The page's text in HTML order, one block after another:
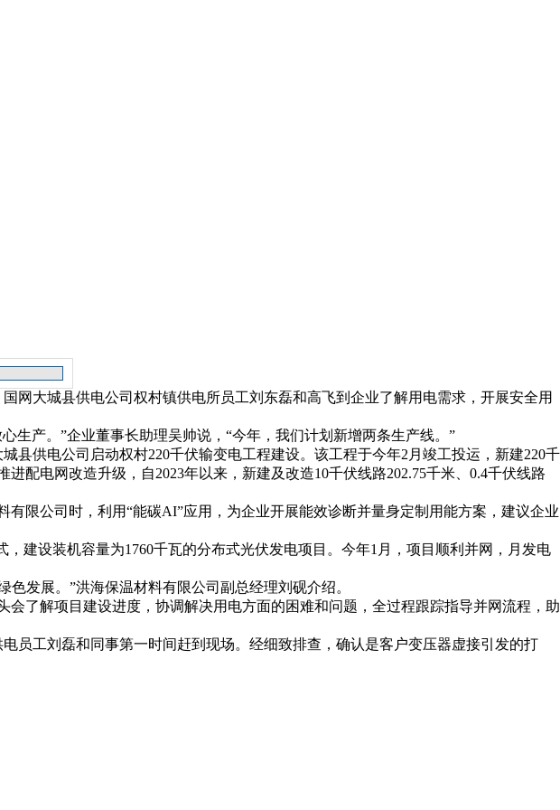
网大城县供电公司权村镇供电所员工刘东磊和高飞到企业了解用电需求，开展安全用
生产。”企业董事长助理吴帅说，“今年，我们计划新增两条生产线。”
县供电公司启动权村220千伏输变电工程建设。该工程于今年2月竣工投运，新建220千
配电网改造升级，自2023年以来，新建及改造10千伏线路202.75千米、0.4千伏线路
限公司时，利用“能碳AI”应用，为企业开展能效诊断并量身定制用能方案，建议企业
建设装机容量为1760千瓦的分布式光伏发电项目。今年1月，项目顺利并网，月发电
发展。”洪海保温材料有限公司副总经理刘砚介绍。
了解项目建设进度，协调解决用电方面的困难和问题，全过程跟踪指导并网流程，助
员工刘磊和同事第一时间赶到现场。经细致排查，确认是客户变压器虚接引发的打